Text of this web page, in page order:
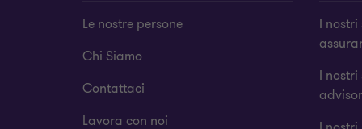
Ria Grant Thornton
Le nostre persone
Chi Siamo
Contattaci
Lavora con noi
I nostri
I nostri